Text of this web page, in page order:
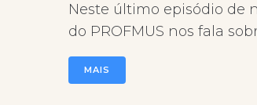
Neste último episódio de
do PROFMUS nos fala
MAIS